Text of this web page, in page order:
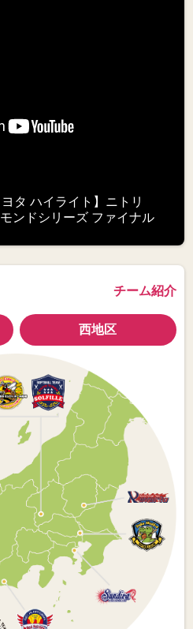
タ ハイライト】ニトリ
ンドシリーズ ファイナル
チーム紹介
西地区